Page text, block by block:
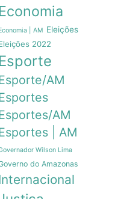
Economia
| AM Eleições
2022
Esporte
AM
AM
| AM
Wilson Lima
do Amazonas